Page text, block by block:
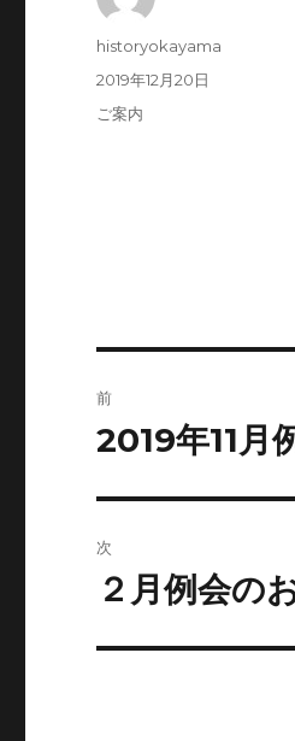
投
historyokayama
投
2019年12月20日
カ
ご案内
稿
ゲ
前
前
投
稿:
2019年11月
次
次
投
２月例会の